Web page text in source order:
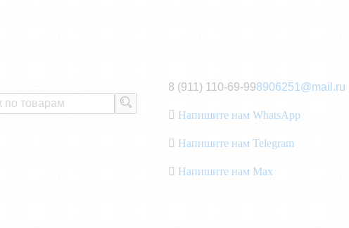
8 (911) 110-69-998906251@mail.ru
Напишите нам WhatsApp
Напишите нам Telegram
Напишите нам Max